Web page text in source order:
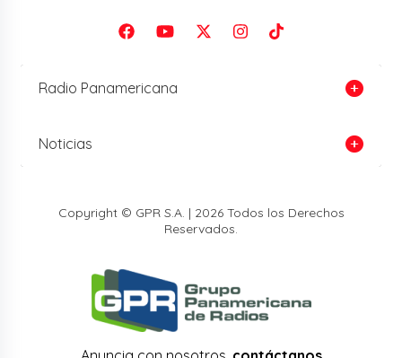
Radio Panamericana
Noticias
Copyright © GPR S.A. | 2026 Todos los Derechos
Reservados.